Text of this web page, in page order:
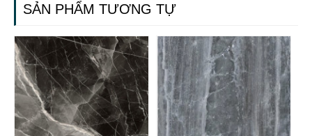
SẢN PHẨM TƯƠNG TỰ